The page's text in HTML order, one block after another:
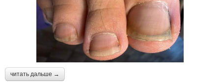
читать дальше →